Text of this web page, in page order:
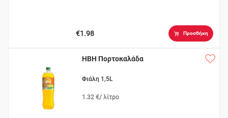
€1.98 Προσθήκη
ΗΒΗ Πορτοκαλάδα
Φιάλη 1,5L
1.32 €/ λίτρο